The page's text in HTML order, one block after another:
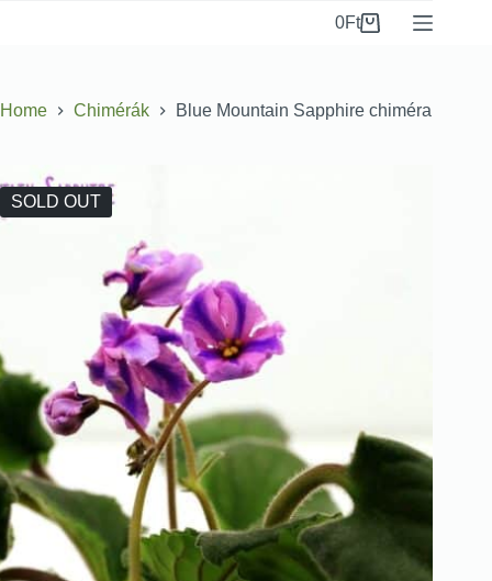
0Ft
Home Chimérák Blue Mountain Sapphire chiméra
SOLD OUT